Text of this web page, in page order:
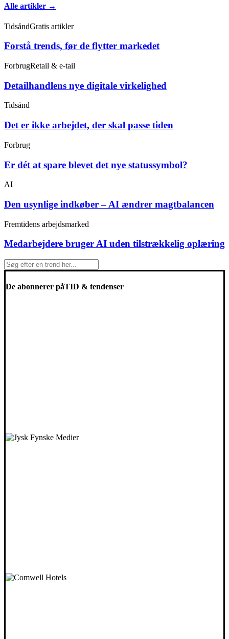
Alle artikler →
TidsåndGratis artikler
Forstå trends, før de flytter markedet
ForbrugRetail & e-tail
Detailhandlens nye digitale virkelighed
Tidsånd
Det er ikke arbejdet, der skal passe tiden
Forbrug
Er dét at spare blevet det nye statussymbol?
AI
Den usynlige indkøber – AI ændrer magtbalancen
Fremtidens arbejdsmarked
Medarbejdere bruger AI uden tilstrækkelig oplæring
De abonnerer påTID & tendenser